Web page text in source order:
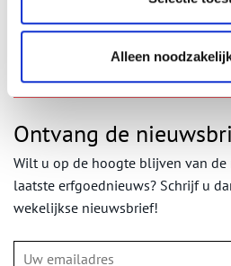
Alleen
Publicatiedatum: 09/09/2025
Ontvang de
Wilt u op de hoogte blijven van
laatste erfgoednieuws? Schrijf u
wekelijkse nieuwsbrief!